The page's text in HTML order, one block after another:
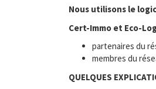
Nous utilisons le
Cert-Immo et Eco-
partenaires du
membres du
QUELQUES